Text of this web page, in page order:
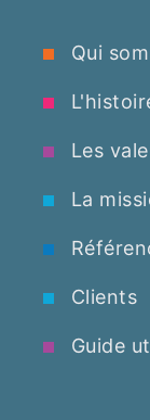
Qui
Les
La
Clients
Guide